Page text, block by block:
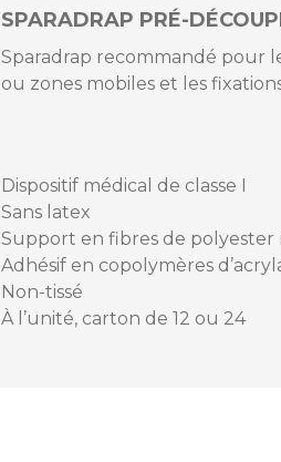
SPARADRAP PRÉ-
Sparadrap recommandé pour
ou zones mobiles et les
Dispositif médical de classe I
Sans latex
Support en fibres de polyester
Adhésif en copolymères
Non-tissé
À l’unité, carton de 12 ou 24